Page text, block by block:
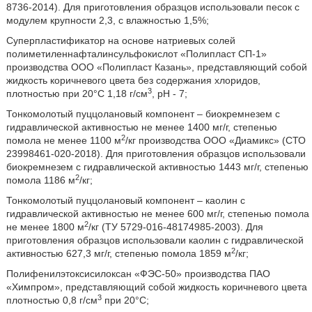
8736-2014). Для приготовления образцов использовали песок с
модулем крупности 2,3, с влажностью 1,5%;
Суперпластификатор на основе натриевых солей
полиметиленнафталинсульфокислот «Полипласт СП-1»
производства ООО «Полипласт Казань», представляющий собой
жидкость коричневого цвета без содержания хлоридов,
плотностью при 20°C 1,18 г/см3, pH - 7;
Тонкомолотый пуццолановый компонент – биокремнезем с
гидравлической активностью не менее 1400 мг/г, степенью
помола не менее 1100 м2/кг производства ООО «Диамикс» (СТО
23998461-020-2018). Для приготовления образцов использовали
биокремнезем с гидравлической активностью 1443 мг/г, степенью
помола 1186 м2/кг;
Тонкомолотый пуццолановый компонент – каолин с
гидравлической активностью не менее 600 мг/г, степенью помола
не менее 1800 м2/кг (ТУ 5729-016-48174985-2003). Для
приготовления образцов использовали каолин с гидравлической
активностью 627,3 мг/г, степенью помола 1859 м2/кг;
Полифенилэтоксисилоксан «ФЭС-50» производства ПАО
«Химпром», представляющий собой жидкость коричневого цвета
плотностью 0,8 г/см3при 20°C;